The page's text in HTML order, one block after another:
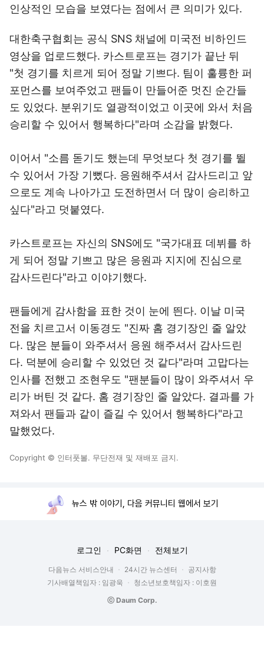
인상적인 모습을 보였다는 점에서 큰 의미가 있다.
대한축구협회는 공식 SNS 채널에 미국전 비하인드
영상을 업로드했다. 카스트로프는 경기가 끝난 뒤
"첫 경기를 치르게 되어 정말 기쁘다. 팀이 훌륭한 퍼
포먼스를 보여주었고 팬들이 만들어준 멋진 순간들
도 있었다. 분위기도 열광적이었고 이곳에 와서 처음
승리할 수 있어서 행복하다"라며 소감을 밝혔다.
이어서 "소름 돋기도 했는데 무엇보다 첫 경기를 뛸
수 있어서 가장 기뻤다. 응원해주셔서 감사드리고 앞
으로도 계속 나아가고 도전하면서 더 많이 승리하고
싶다"라고 덧붙였다.
카스트로프는 자신의 SNS에도 "국가대표 데뷔를 하
게 되어 정말 기쁘고 많은 응원과 지지에 진심으로
감사드린다"라고 이야기했다.
팬들에게 감사함을 표한 것이 눈에 띈다. 이날 미국
전을 치르고서 이동경도 "진짜 홈 경기장인 줄 알았
다. 많은 분들이 와주셔서 응원 해주셔서 감사드린
다. 덕분에 승리할 수 있었던 것 같다"라며 고맙다는
인사를 전했고 조현우도 "팬분들이 많이 와주셔서 우
리가 버틴 것 같다. 홈 경기장인 줄 알았다. 결과를 가
져와서 팬들과 같이 즐길 수 있어서 행복하다"라고
말했었다.
Copyright © 인터풋볼. 무단전재 및 재배포 금지.
뉴스 밖 이야기, 다음 커뮤니티 웹에서 보기
로그인 PC화면 전체보기
다음뉴스 서비스안내 24시간 뉴스센터
공지사항
기사배열책임자 : 임광욱
청소년보호책임자 : 이호원
ⓒ Daum Corp.